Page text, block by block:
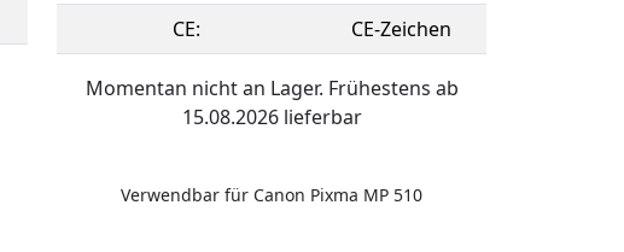
CE:
CE-Zeichen
Momentan nicht an Lager. Frühestens ab
15.08.2026 lieferbar
Verwendbar für Canon Pixma MP 510